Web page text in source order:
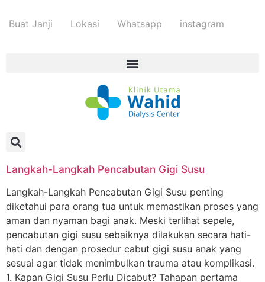
Buat Janji Lokasi Whatsapp instagram
Langkah-Langkah Pencabutan Gigi Susu
Langkah-Langkah Pencabutan Gigi Susu penting
diketahui para orang tua untuk memastikan proses yang
aman dan nyaman bagi anak. Meski terlihat sepele,
pencabutan gigi susu sebaiknya dilakukan secara hati-
hati dan dengan prosedur cabut gigi susu anak yang
sesuai agar tidak menimbulkan trauma atau komplikasi.
1. Kapan Gigi Susu Perlu Dicabut? Tahapan pertama